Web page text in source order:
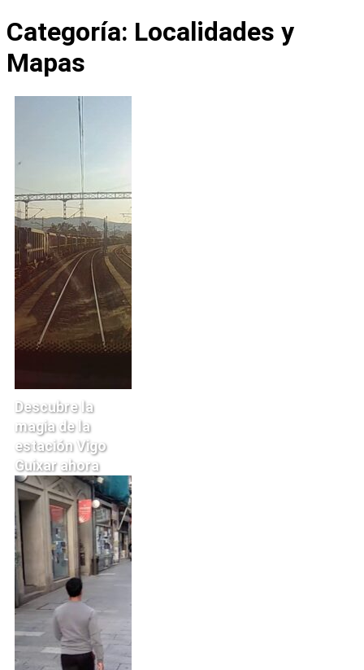
Categoría: Localidades y
Mapas
Descubre la
magia de la
estación Vigo
Guixar ahora